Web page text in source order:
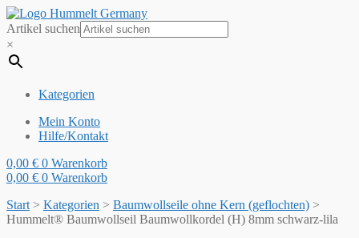
Artikel suchen
×
Kategorien
Mein Konto
Hilfe/Kontakt
0,00 € 0 Warenkorb
0,00 € 0 Warenkorb
Start > Kategorien > Baumwollseile ohne Kern (geflochten) >
Hummelt® Baumwollseil Baumwollkordel (H) 8mm schwarz-lila